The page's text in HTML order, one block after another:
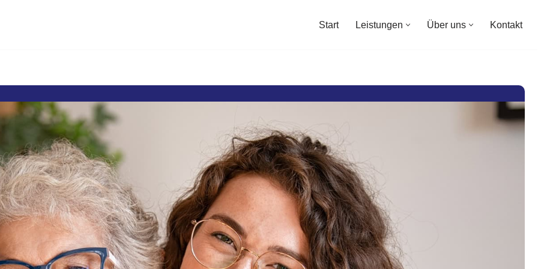
Start Leistungen Über uns Kontakt